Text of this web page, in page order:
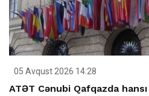
05 Avqust 2026 14:28
ATƏT Cənubi Qafqazda